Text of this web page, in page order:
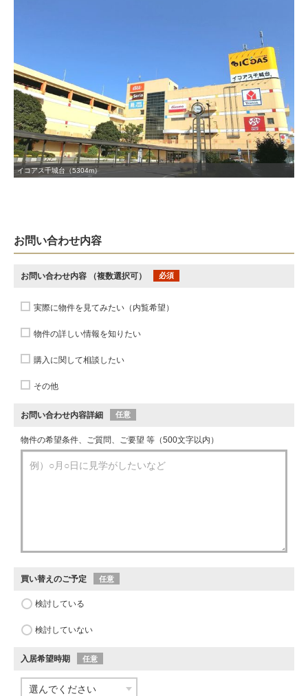
イコアス千城台（5304m）
お問い合わせ内容
お問い合わせ内容 （複数選択可） 必須
実際に物件を見てみたい（内覧希望）
物件の詳しい情報を知りたい
購入に関して相談したい
その他
お問い合わせ内容詳細 任意
物件の希望条件、ご質問、ご要望 等（500文字以内）
買い替えのご予定 任意
検討している
検討していない
入居希望時期 任意